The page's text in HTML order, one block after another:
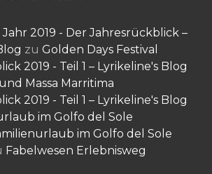
2019 - Der Jahresrückblick –
zu Golden Days Festival
2019 - Teil 1 – Lyrikeline's Blog
Massa Marritima
2019 - Teil 1 – Lyrikeline's Blog
im Golfo del Sole
im Golfo del Sole
Fabelwesen Erlebnisweg